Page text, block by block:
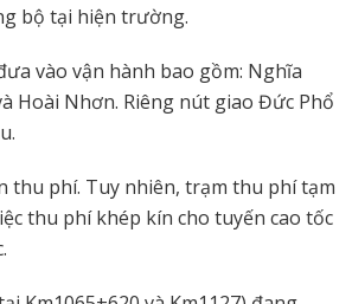
bộ tại hiện trường.
vào vận hành bao gồm: Nghĩa
Hoài Nhơn. Riêng nút giao Đức Phổ
thu phí. Tuy nhiên, trạm thu phí tạm
thu phí khép kín cho tuyến cao tốc